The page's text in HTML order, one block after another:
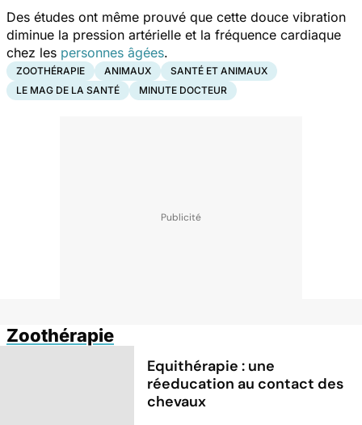
Des études ont même prouvé que cette douce vibration
diminue la pression artérielle et la fréquence cardiaque
chez les personnes âgées.
ZOOTHÉRAPIE ANIMAUX
SANTÉ ET ANIMAUX
LE MAG DE LA SANTÉ
MINUTE DOCTEUR
Zoothérapie
Equithérapie : une
réeducation au contact des
chevaux